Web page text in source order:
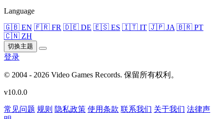
Language
🇬🇧 EN 🇫🇷 FR 🇩🇪 DE 🇪🇸 ES 🇮🇹 IT 🇯🇵 JA 🇧🇷 PT
🇨🇳 ZH
切换主题
登录
© 2004 - 2026 Video Games Records. 保留所有权利。
v10.0.0
常见问题 规则 隐私政策 使用条款 联系我们 关于我们 法律声